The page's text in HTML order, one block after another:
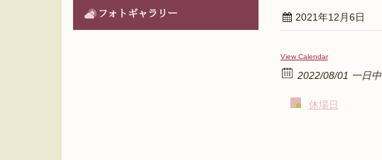
2021年12月6日
View Calendar
2022/08/01 一日中
休場日
フォトギャラリー